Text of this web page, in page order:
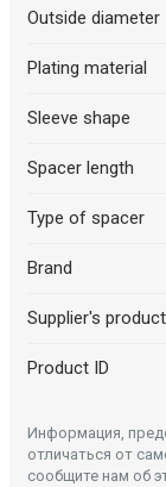
Outside diameter
Plating material
Sleeve shape
Spacer length
Type of spacer
Brand
Supplier's
Product ID
Информация,
отличаться от
сообщите нам об